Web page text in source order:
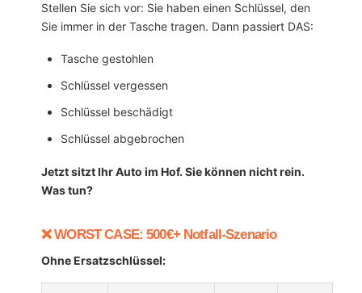
Stellen Sie sich vor: Sie haben einen Schlüssel, den
Sie immer in der Tasche tragen. Dann passiert DAS:
Tasche gestohlen
Schlüssel vergessen
Schlüssel beschädigt
Schlüssel abgebrochen
Jetzt sitzt Ihr Auto im Hof. Sie können nicht rein.
Was tun?
❌ WORST CASE: 500€+ Notfall-Szenario
Ohne Ersatzschlüssel: